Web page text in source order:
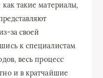
такие материалы,
за своей
к специалистам
весь процесс
и в кратчайшие